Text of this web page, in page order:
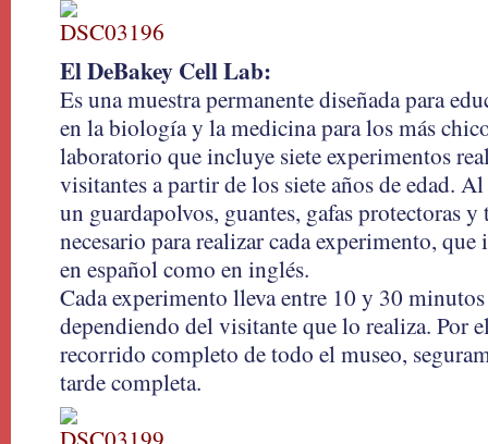
El DeBakey Cell Lab:
Es una muestra permanente diseñada para
en la biología y la medicina para los más
laboratorio que incluye siete experimentos
visitantes a partir de los siete años de edad.
un guardapolvos, guantes, gafas protectoras
necesario para realizar cada experimento,
en español como en inglés.
Cada experimento lleva entre 10 y 30
dependiendo del visitante que lo realiza. Por
recorrido completo de todo el museo,
tarde completa.